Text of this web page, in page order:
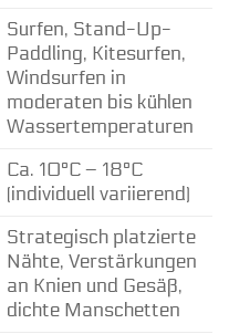
Surfen, Stand-Up-
Paddling, Kitesurfen,
Windsurfen in
moderaten bis kühlen
Wassertemperaturen
Ca. 10°C – 18°C
(individuell variierend)
Strategisch platzierte
Nähte, Verstärkungen
an Knien und Gesäß,
dichte Manschetten